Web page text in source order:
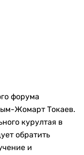
форума
Жомарт Токаев.
курултая в
обратить
и